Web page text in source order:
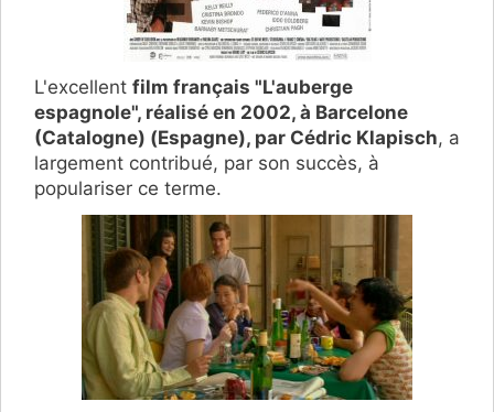
L'excellent film français "L'auberge
espagnole", réalisé en 2002, à Barcelone
(Catalogne) (Espagne), par Cédric Klapisch, a
largement contribué, par son succès, à
populariser ce terme.